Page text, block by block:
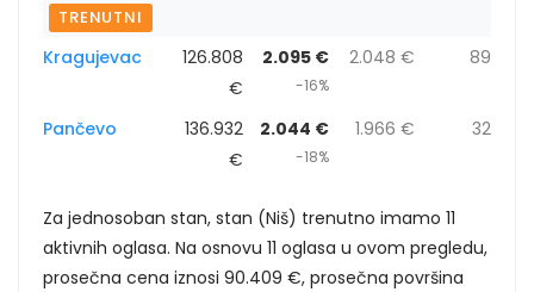
TRENUTNI
Kragujevac
126.808
€
2.095 €
-16%
2.048 € 89
Pančevo
136.932
€
2.044 €
-18%
1.966 € 32
Za jednosoban stan, stan (Niš) trenutno imamo 11
aktivnih oglasa. Na osnovu 11 oglasa u ovom pregledu,
prosečna cena iznosi 90.409 €, prosečna površina